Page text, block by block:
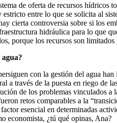
de oferta de recursos hídricos
entre lo que se solicita al
cierta controversia sobre si los
hidráulica para lo que
porque los recursos son
con la gestión del agua
a través de la puesta en riego de
de los problemas vinculados
retos comparables a la
esencial en determinadas
economista, ¿tú qué opinas, Ana?